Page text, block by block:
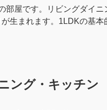
屋です。リビングダイ
生まれます。1LDKの基本
ング・キッチン